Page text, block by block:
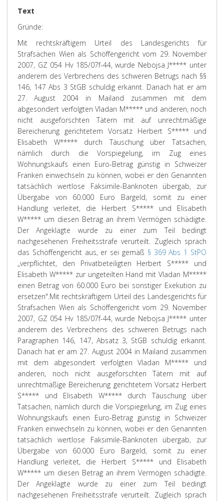
Text
Gründe:
Mit rechtskräftigem Urteil des Landesgerichts für
Strafsachen Wien als Schöffengericht vom 29. November
2007, GZ 054 Hv 185/07f-44, wurde Nebojsa J***** unter
anderem des Verbrechens des schweren Betrugs nach §§
146, 147 Abs 3 StGB schuldig erkannt. Danach hat er am
27. August 2004 in Mailand zusammen mit dem
abgesondert verfolgten Vladan M***** und anderen, noch
nicht ausgeforschten Tätern mit auf unrechtmäßige
Bereicherung gerichtetem Vorsatz Herbert S***** und
Elisabeth W***** durch Täuschung über Tatsachen,
nämlich durch die Vorspiegelung, im Zug eines
Wohnungskaufs einen Euro-Betrag günstig in Schweizer
Franken einwechseln zu können, wobei er den Genannten
tatsächlich wertlose Faksimile-Banknoten übergab, zur
Übergabe von 60.000 Euro Bargeld, somit zu einer
Handlung verleitet, die Herbert S***** und Elisabeth
W***** um diesen Betrag an ihrem Vermögen schädigte.
Der Angeklagte wurde zu einer zum Teil bedingt
nachgesehenen Freiheitsstrafe verurteilt. Zugleich sprach
das Schöffengericht aus, er sei gemäß § 369 Abs 1 StPO
„verpflichtet, den Privatbeteiligten Herbert S***** und
Elisabeth W***** zur ungeteilten Hand mit Vladan M*****
einen Betrag von 60.000 Euro bei sonstiger Exekution zu
ersetzen".Mit rechtskräftigem Urteil des Landesgerichts für
Strafsachen Wien als Schöffengericht vom 29. November
2007, GZ 054 Hv 185/07f-44, wurde Nebojsa J***** unter
anderem des Verbrechens des schweren Betrugs nach
Paragraphen 146, 147, Absatz 3, StGB schuldig erkannt.
Danach hat er am 27. August 2004 in Mailand zusammen
mit dem abgesondert verfolgten Vladan M***** und
anderen, noch nicht ausgeforschten Tätern mit auf
unrechtmäßige Bereicherung gerichtetem Vorsatz Herbert
S***** und Elisabeth W***** durch Täuschung über
Tatsachen, nämlich durch die Vorspiegelung, im Zug eines
Wohnungskaufs einen Euro-Betrag günstig in Schweizer
Franken einwechseln zu können, wobei er den Genannten
tatsächlich wertlose Faksimile-Banknoten übergab, zur
Übergabe von 60.000 Euro Bargeld, somit zu einer
Handlung verleitet, die Herbert S***** und Elisabeth
W***** um diesen Betrag an ihrem Vermögen schädigte.
Der Angeklagte wurde zu einer zum Teil bedingt
nachgesehenen Freiheitsstrafe verurteilt. Zugleich sprach